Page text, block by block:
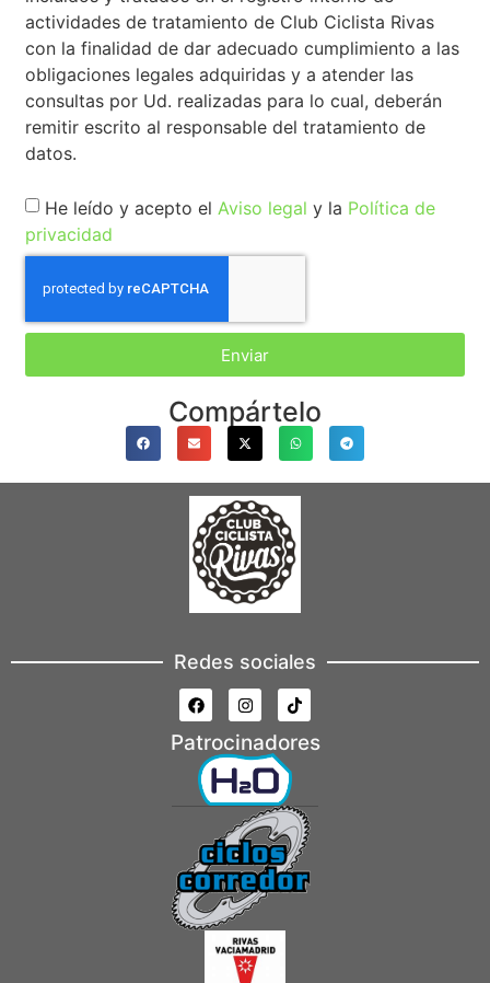
actividades de tratamiento de Club Ciclista Rivas
con la finalidad de dar adecuado cumplimiento a las
obligaciones legales adquiridas y a atender las
consultas por Ud. realizadas para lo cual, deberán
remitir escrito al responsable del tratamiento de
datos.
He leído y acepto el Aviso legal y la Política de
privacidad
Enviar
Compártelo
Redes sociales
Patrocinadores